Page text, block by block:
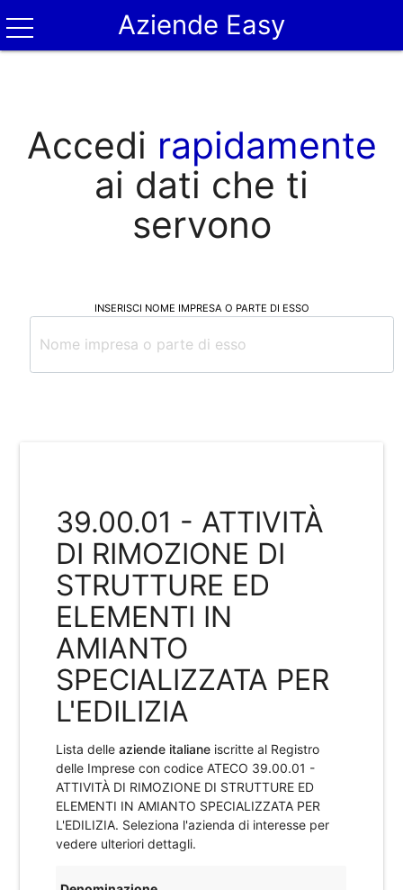
Aziende Easy
Accedi rapidamente
ai dati che ti
servono
INSERISCI NOME IMPRESA O PARTE DI ESSO
39.00.01 - ATTIVITÀ
DI RIMOZIONE DI
STRUTTURE ED
ELEMENTI IN
AMIANTO
SPECIALIZZATA PER
L'EDILIZIA
Lista delleaziende italiane iscritte al Registro
delle Imprese con codice ATECO 39.00.01 -
ATTIVITÀ DI RIMOZIONE DI STRUTTURE ED
ELEMENTI IN AMIANTO SPECIALIZZATA PER
L'EDILIZIA. Seleziona l'azienda di interesse per
vedere ulteriori dettagli.